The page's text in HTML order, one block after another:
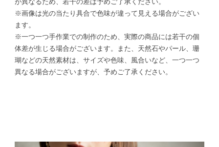
が異なるため、若干の差は予めご了承ください。
※画像は光の当たり具合で色味が違って見える場合がござい
ます。
※一つ一つ手作業での制作のため、実際の商品には若干の個
体差が生じる場合がございます。また、天然石やパール、珊
瑚などの天然素材は、サイズや色味、風合いなど、一つ一つ
異なる場合がございますが、予めご了承ください。